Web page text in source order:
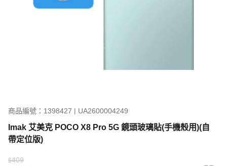
商品編號：1398427 | UA2600004249
Imak 艾美克 POCO X8 Pro 5G 鏡頭玻璃貼(手機殼用)(自
帶定位版)
$409